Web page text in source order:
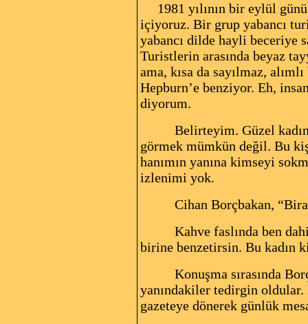
1981 yılının bir eylül
içiyoruz. Bir grup yabancı
yabancı dilde hayli beceriye
Turistlerin arasında beyaz
ama, kısa da sayılmaz,
Hepburn’e benziyor. Eh,
diyorum.
Belirteyim. Güzel
görmek mümkün değil. Bu
hanımın yanına kimseyi
izlenimi yok.
Cihan Borçbakan,
Kahve faslında ben
birine benzetirsin. Bu kadın
Konuşma sırasında
yanındakiler tedirgin oldular.
gazeteye dönerek günlük